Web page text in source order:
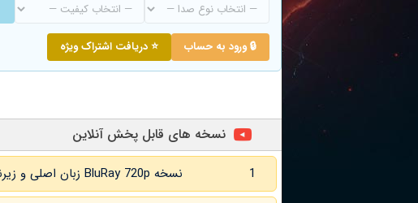
🔒 ورود به حساب ⭐ دریافت اشتراک ویژه
نسخه های قابل پخش آنلاین
1 نسخه BluRay 720p زبان اصلی و زیرنویس انگلیسی